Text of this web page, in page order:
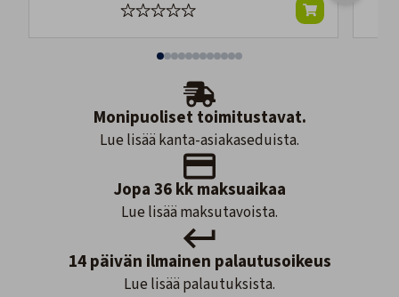
Monipuoliset toimitustavat.
Lue lisää kanta-asiakaseduista.
Jopa 36 kk maksuaikaa
Lue lisää maksutavoista.
14 päivän ilmainen palautusoikeus
Lue lisää palautuksista.